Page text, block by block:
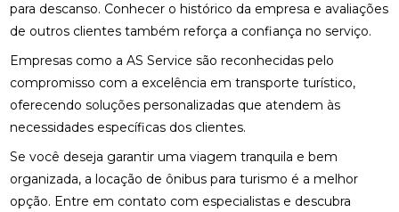
para descanso. Conhecer o histórico da empresa e avaliações
de outros clientes também reforça a confiança no serviço.
Empresas como a AS Service são reconhecidas pelo
compromisso com a excelência em transporte turístico,
oferecendo soluções personalizadas que atendem às
necessidades específicas dos clientes.
Se você deseja garantir uma viagem tranquila e bem
organizada, a locação de ônibus para turismo é a melhor
opção. Entre em contato com especialistas e descubra